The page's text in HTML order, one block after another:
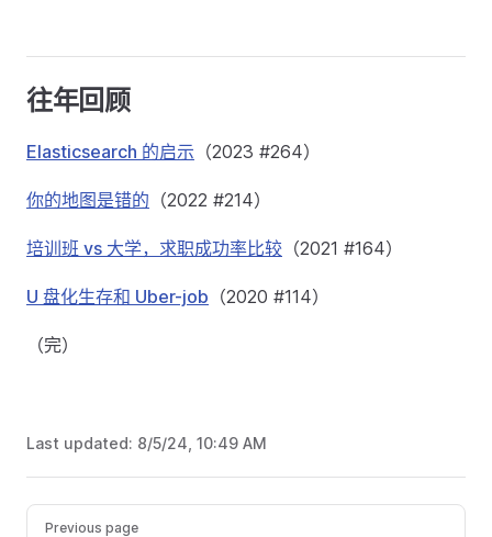
往年回顾
Elasticsearch 的启示 （2023 #264）
你的地图是错的 （2022 #214）
培训班 vs 大学，求职成功率比较 （2021 #164）
U 盘化生存和 Uber-job （2020 #114）
（完）
Last updated: 8/5/24, 10:49 AM
Previous page